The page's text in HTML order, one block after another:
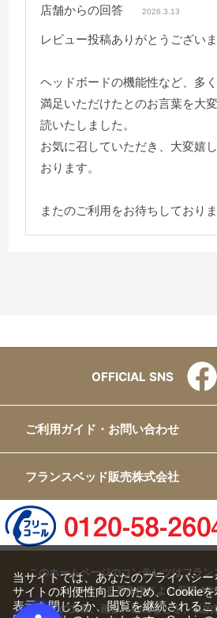
店舗からの回答 2026.3.13
レビュー投稿ありがとうございま
ヘッドボードの機能性など、多
満足いただけたとのお言葉を大
読いたしました。
お気に召していただき、大変嬉
おります。
またのご利用をお待ちしておりま
OFFICIAL SNS
ご利用ガイド・お問い合わせ
フランスベッド販売株式会社
このホームページのコンテンツはフラ
有する著作権により保護さ
すべての文章、画像、動画などを、私
当サイトでは、あなたのプライバシ
サイトの利便性向上のため、Cookie
表示を閉じるか、閲覧を継続される